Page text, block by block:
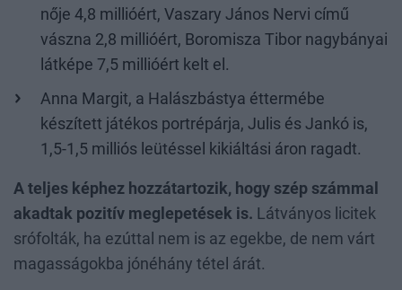
nője 4,8 millióért, Vaszary János Nervi című
vászna 2,8 millióért, Boromisza Tibor nagybányai
látképe 7,5 millióért kelt el.
Anna Margit, a Halászbástya éttermébe
készített játékos portrépárja, Julis és Jankó is,
1,5-1,5 milliós leütéssel kikiáltási áron ragadt.
A teljes képhez hozzátartozik, hogy szép számmal
akadtak pozitív meglepetések is. Látványos licitek
srófolták, ha ezúttal nem is az egekbe, de nem várt
magasságokba jónéhány tétel árát.